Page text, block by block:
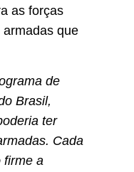
as forças
que
de
Brasil,
ter
Cada
firme a